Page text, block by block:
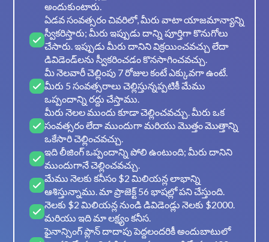
అందుకుంటారు.
ఏడవ సంవత్సరం చివరిలో, మీరు వాటా యాజమాన్యాన్ని
స్వీకరిస్తారు; మీరు ఇప్పుడు దాన్ని పూర్తిగా కొనుగోలు
చేసారు. ఇప్పుడు మీరు దానిని విక్రయించవచ్చు లేదా
డివిడెండ్‌లను స్వీకరించడం కొనసాగించవచ్చు.
మీ నెలవారీ చెల్లింపు 7 రోజుల కంటే ఎక్కువగా ఉంటే.
మీరు 5 సంవత్సరాలు చెల్లిస్తున్నప్పటికీ మేము
ఒప్పందాన్ని రద్దు చేస్తాము.
మీరు నెలల ముందు కూడా చెల్లించవచ్చు. మీరు ఒక
సంవత్సరం లేదా ముందుగా మరియు మొత్తం మొత్తాన్ని
ఒకేసారి చెల్లించవచ్చు.
ఇది లీజింగ్ ఒప్పందాన్ని పోలి ఉంటుంది; మీరు దానిని
ముందుగానే చెల్లించవచ్చు.
మేము నెలకు కనీసం $2 మిలియన్ల లాభాన్ని
ఆశిస్తున్నాము. మా ప్రాజెక్ట్ 56 భాషల్లో పని చేస్తుంది.
నెలకు $2 మిలియన్ల నుండి డివిడెండ్లు నెలకు $2000.
మరియు ఇది మా లక్ష్యం కనీస.
ఫైనాన్సింగ్ ప్లాన్ దాదాపు పెద్దలందరికీ అందుబాటులో